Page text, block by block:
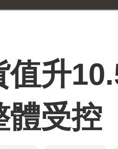
升
體受控